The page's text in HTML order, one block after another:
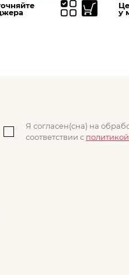
у
Я согласен(сна) на
соответствии с